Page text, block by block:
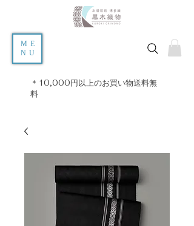
ME
NU
＊10,000円以上のお買い物送料無
料